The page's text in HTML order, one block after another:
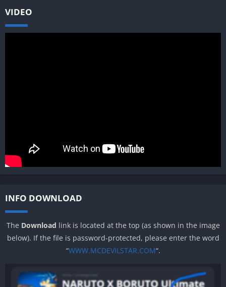
VIDEO
INFO DOWNLOAD
The Download link is located at the top (as shown in the image
below). If the file is password-protected, please enter the word
“WWW.MCDEVILSTAR.COM“.